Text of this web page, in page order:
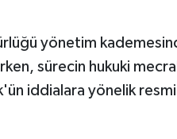
yönetim
sürecin hukuki
iddialara yönelik